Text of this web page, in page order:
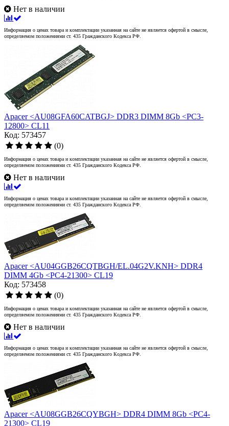
Нет в наличии
Информация о ценах товара и комплектации указанная на сайте не является офертой в смысле,
определяемом положениями ст. 435 Гражданского Кодекса РФ.
Apacer <AU08GFA60CATBGJ> DDR3 DIMM 8Gb <PC3-
12800> CL11
Код: 573457
(0)
Информация о ценах товара и комплектации указанная на сайте не является офертой в смысле,
определяемом положениями ст. 435 Гражданского Кодекса РФ.
Нет в наличии
Информация о ценах товара и комплектации указанная на сайте не является офертой в смысле,
определяемом положениями ст. 435 Гражданского Кодекса РФ.
Apacer <AU04GGB26CQTBGH/EL.04G2V.KNH> DDR4
DIMM 4Gb <PC4-21300> CL19
Код: 573458
(0)
Информация о ценах товара и комплектации указанная на сайте не является офертой в смысле,
определяемом положениями ст. 435 Гражданского Кодекса РФ.
Нет в наличии
Информация о ценах товара и комплектации указанная на сайте не является офертой в смысле,
определяемом положениями ст. 435 Гражданского Кодекса РФ.
Apacer <AU08GGB26CQYBGH> DDR4 DIMM 8Gb <PC4-
21300> CL19